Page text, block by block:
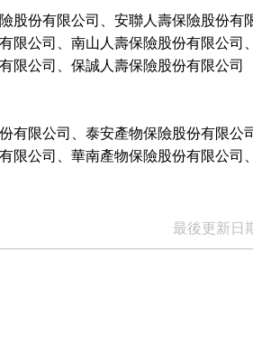
股份有限公司、安聯人壽保險股份有
限公司、南山人壽保險股份有限公司
限公司、保誠人壽保險股份有限公司
有限公司、泰安產物保險股份有限公
限公司、華南產物保險股份有限公司
最後更新日